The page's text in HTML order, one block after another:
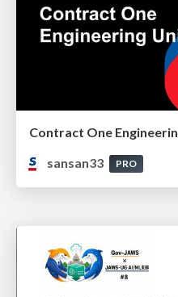
Contract One
sansan33
PRO